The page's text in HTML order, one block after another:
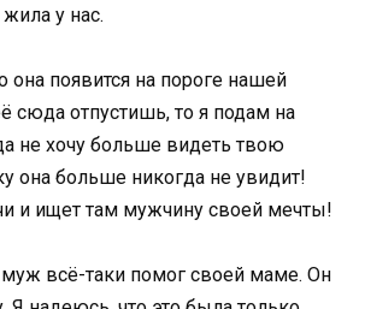
у нас.
она появится на пороге нашей
сюда отпустишь, то я подам на
не хочу больше видеть твою
она больше никогда не увидит!
и ищет там мужчину своей мечты!
всё-таки помог своей маме. Он